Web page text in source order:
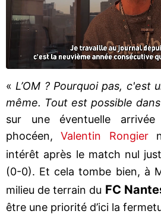
« L’OM ? Pourquoi pas, c'est
même. Tout est possible
sur une éventuelle
phocéen,Valentin Rongier
intérêt après le match nul
(0-0). Et cela tombe bien, à
milieu de terrain du FC
être une priorité d’ici la